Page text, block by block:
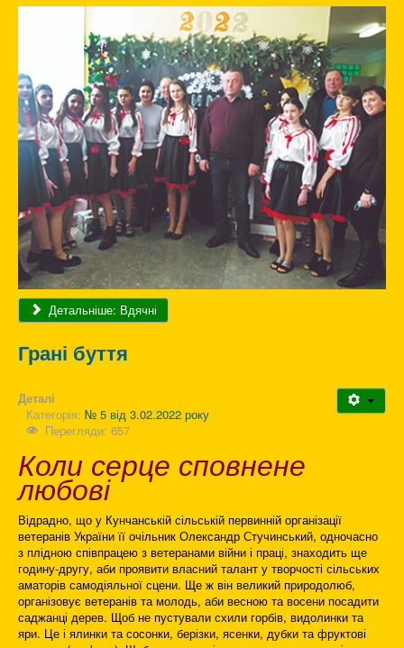
Детальніше: Вдячні
Грані буття
Деталі
Категорія: № 5 від 3.02.2022 року
Перегляди: 657
Коли серце сповнене
любові
Відрадно, що у Кунчанській сільській первинній організації
ветеранів України її очільник Олександр Стучинський, одночасно
з плідною співпрацею з ветеранами війни і праці, знаходить ще
годину-другу, аби проявити власний талант у творчості сільських
аматорів самодіяльної сцени. Ще ж він великий природолюб,
організовує ветеранів та молодь, аби весною та восени посадити
саджанці дерев. Щоб не пустували схили горбів, видолинки та
яри. Це і ялинки та сосонки, берізки, ясенки, дубки та фруктові